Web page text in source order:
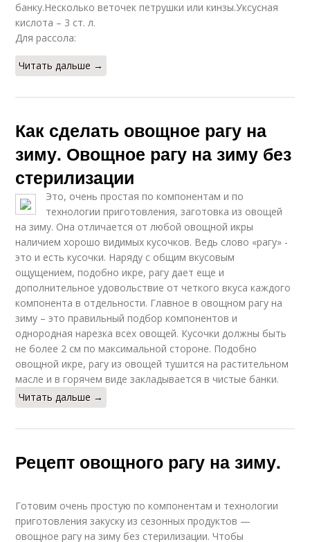
банку.Несколько веточек петрушки или кинзы.Уксусная
кислота – 3 ст. л.
Для рассола:
Читать дальше →
Как сделать овощное рагу на
зиму. Овощное рагу на зиму без
стерилизации
Это, очень простая по компонентам и по
технологии приготовления, заготовка из овощей
на зиму. Она отличается от любой овощной икры
наличием хорошо видимых кусочков. Ведь слово «рагу» -
это и есть кусочки. Наряду с общим вкусовым
ощущением, подобно икре, рагу дает еще и
дополнительное удовольствие от четкого вкуса каждого
компонента в отдельности. Главное в овощном рагу на
зиму – это правильный подбор компонентов и
однородная нарезка всех овощей. Кусочки должны быть
не более 2 см по максимальной стороне. Подобно
овощной икре, рагу из овощей тушится на растительном
масле и в горячем виде закладывается в чистые банки.
Читать дальше →
Рецепт овощного рагу на зиму.
Готовим очень простую по компонентам и технологии
приготовления закуску из сезонных продуктов —
овощное рагу на зиму без стерилизации. Чтобы